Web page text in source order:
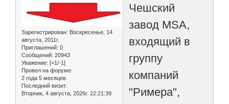
Зарегистрирован: Воскресенье, 14
августа, 2011г.
Приглашений: 0
Сообщений: 20943
Уважение: [+1/-1]
Провел на форуме:
2 года 5 месяцев
Последний визит:
Вторник, 4 августа, 2026г. 22:21:39
Чешский
завод MSA,
входящий в
группу
компаний
"Римера",